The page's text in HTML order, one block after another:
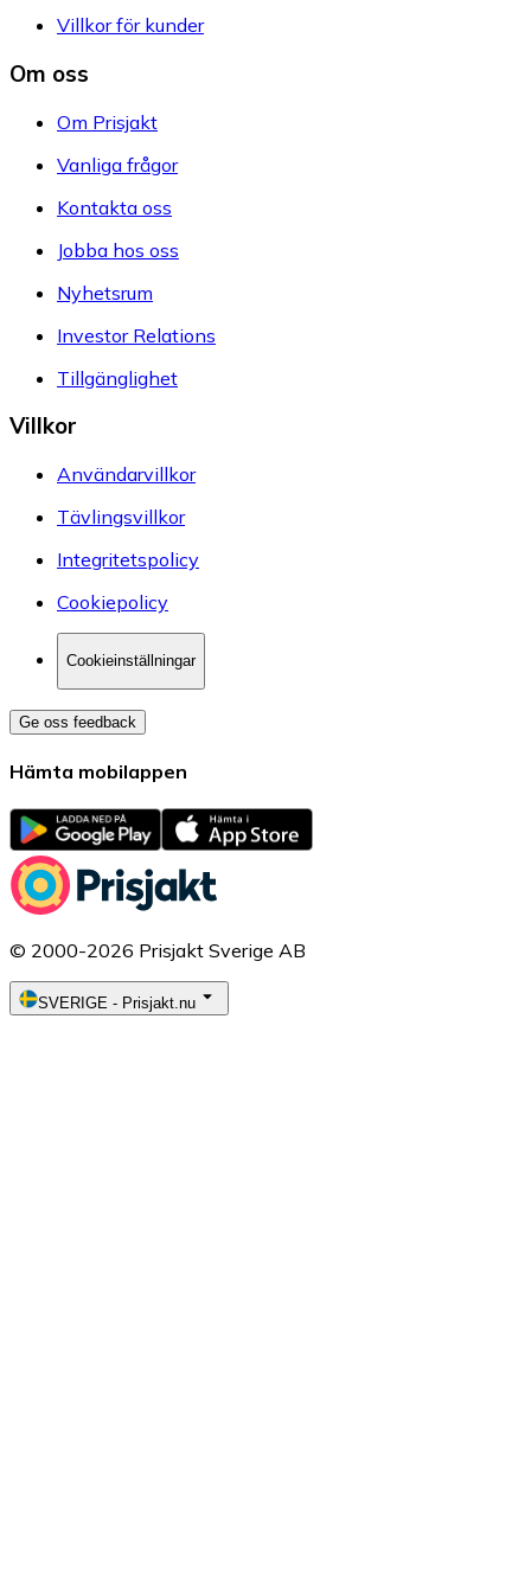
Villkor för kunder
Om oss
Om Prisjakt
Vanliga frågor
Kontakta oss
Jobba hos oss
Nyhetsrum
Investor Relations
Tillgänglighet
Villkor
Användarvillkor
Tävlingsvillkor
Integritetspolicy
Cookiepolicy
Cookieinställningar
Ge oss feedback
Hämta mobilappen
© 2000-2026 Prisjakt Sverige AB
SVERIGE - Prisjakt.nu